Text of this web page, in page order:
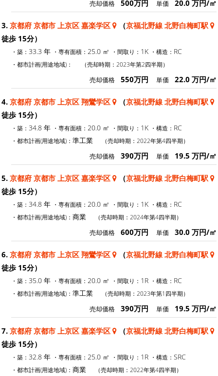
売却価格 500万円 単価 20.0 万円/㎡
3. 京都府 京都市 上京区 嘉楽学区 （京福北野線 北野白梅町駅
徒歩 15分）
・築： 33.3 年 ・専有面積： 25.0 ㎡ ・間取り： 1K ・構造： RC
・都市計画(用途地域)： （売却時期：2023年第2四半期）
売却価格 550万円 単価 22.0 万円/㎡
4. 京都府 京都市 上京区 翔鸞学区 （京福北野線 北野白梅町駅
徒歩 15分）
・築： 34.8 年 ・専有面積： 20.0 ㎡ ・間取り： 1K ・構造： RC
・都市計画(用途地域)： 準工業 （売却時期：2022年第4四半期）
売却価格 390万円 単価 19.5 万円/㎡
5. 京都府 京都市 上京区 嘉楽学区 （京福北野線 北野白梅町駅
徒歩 15分）
・築： 34.8 年 ・専有面積： 20.0 ㎡ ・間取り： 1K ・構造： RC
・都市計画(用途地域)： 商業 （売却時期：2024年第4四半期）
売却価格 600万円 単価 30.0 万円/㎡
6. 京都府 京都市 上京区 翔鸞学区 （京福北野線 北野白梅町駅
徒歩 15分）
・築： 35.0 年 ・専有面積： 20.0 ㎡ ・間取り： 1R ・構造： RC
・都市計画(用途地域)： 準工業 （売却時期：2023年第1四半期）
売却価格 390万円 単価 19.5 万円/㎡
7. 京都府 京都市 上京区 嘉楽学区 （京福北野線 北野白梅町駅
徒歩 15分）
・築： 32.8 年 ・専有面積： 25.0 ㎡ ・間取り： 1R ・構造： SRC
・都市計画(用途地域)： 商業 （売却時期：2022年第4四半期）